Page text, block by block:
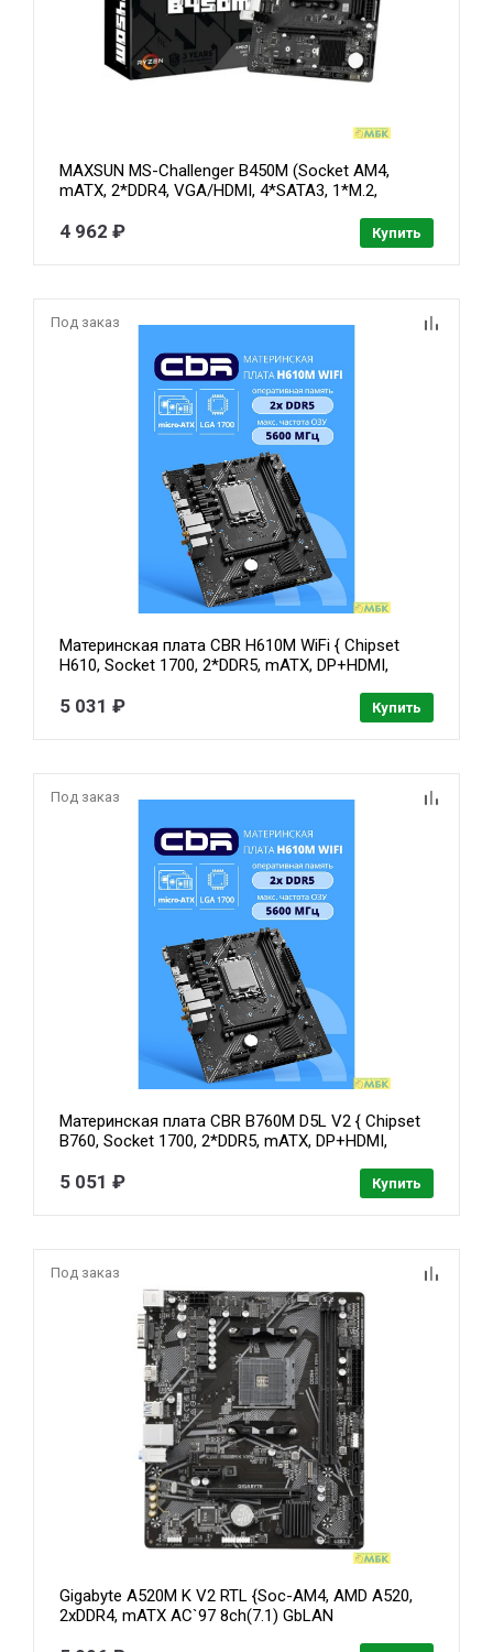
MAXSUN MS-Challenger B450M (Socket AM4,
mATX, 2*DDR4, VGA/HDMI, 4*SATA3, 1*M.2,
LAN 1*1G, RTL)
4 962 ₽ Купить
Под заказ
Материнская плата CBR H610M WiFi { Chipset
H610, Socket 1700, 2*DDR5, mATX, DP+HDMI,
2.0 + 2*USB3.0,WiFi, LAN 1Gb}
5 031 ₽ Купить
Под заказ
Материнская плата CBR B760M D5L V2 { Chipset
B760, Socket 1700, 2*DDR5, mATX, DP+HDMI,
2.0 + 4*USB3.2, LAN 1Gb}
5 051 ₽ Купить
Под заказ
Gigabyte A520M K V2 RTL {Soc-AM4, AMD A520,
2xDDR4, mATX AC`97 8ch(7.1) GbLAN